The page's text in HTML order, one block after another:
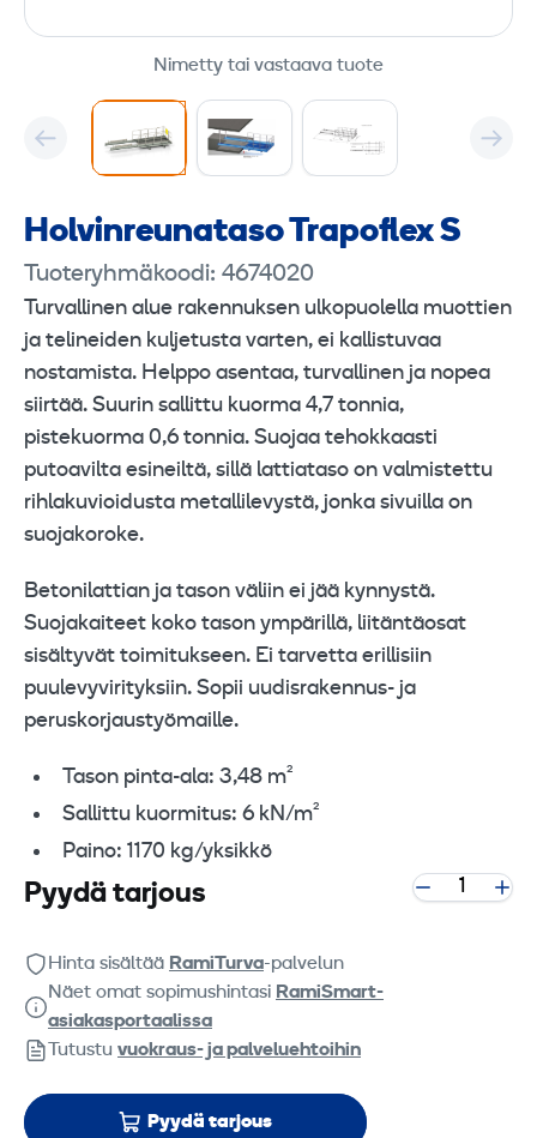
Nimetty tai vastaava tuote
Holvinreunataso Trapoflex S
Tuoteryhmäkoodi: 4674020
Turvallinen alue rakennuksen ulkopuolella muottien
ja telineiden kuljetusta varten, ei kallistuvaa
nostamista. Helppo asentaa, turvallinen ja nopea
siirtää. Suurin sallittu kuorma 4,7 tonnia,
pistekuorma 0,6 tonnia. Suojaa tehokkaasti
putoavilta esineiltä, sillä lattiataso on valmistettu
rihlakuvioidusta metallilevystä, jonka sivuilla on
suojakoroke.
Betonilattian ja tason väliin ei jää kynnystä.
Suojakaiteet koko tason ympärillä, liitäntäosat
sisältyvät toimitukseen. Ei tarvetta erillisiin
puulevyvirityksiin. Sopii uudisrakennus- ja
peruskorjaustyömaille.
Tason pinta-ala: 3,48 m²
Sallittu kuormitus: 6 kN/m²
Paino: 1170 kg/yksikkö
Pyydä tarjous
Hinta sisältää RamiTurva-palvelun
Näet omat sopimushintasi RamiSmart-
asiakasportaalissa
Tutustu vuokraus- ja palveluehtoihin
Pyydä tarjous